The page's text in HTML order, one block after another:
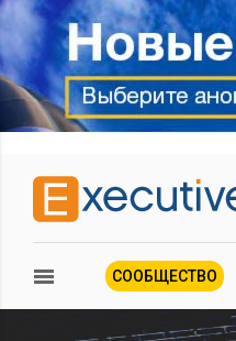
СООБЩЕСТВО